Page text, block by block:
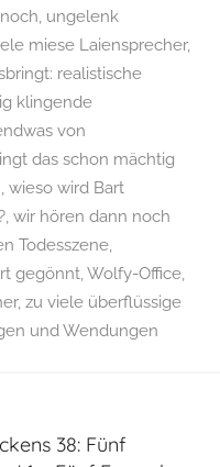
, ungelenk
miese Laiensprecher,
realistische
klingende
von
das schon mächtig
, wieso wird Bart
, wir hören dann noch
Todesszene,
gegönnt,Wolfy-Office,
, zu viele überflüssige
und Wendungen
38: Fünf